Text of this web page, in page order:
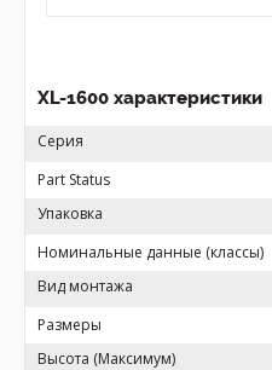
XL-1600 характеристики
Серия
Part Status
Упаковка
Номинальные данные (классы)
Вид монтажа
Размеры
Высота (Максимум)